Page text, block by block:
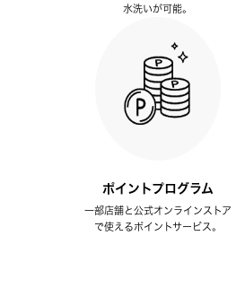
水洗いが可能。
ポイントプログラム
一部店舗と公式オンラインストア
で使えるポイントサービス。